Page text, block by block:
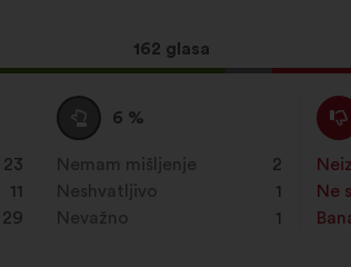
na
Ovaj
prijedlog
162 glasa
23
11
29
Niti
se
slažem
niti
neslažem
6 %
Za
navedeni
je
prijedlog
stavljena
Nemam mišljenje
: 2
put
Neshvatljivo
: 1
put
Nevažno
: 1
put
Ne
se
:
Za
je
:put
Ne
:put
:put